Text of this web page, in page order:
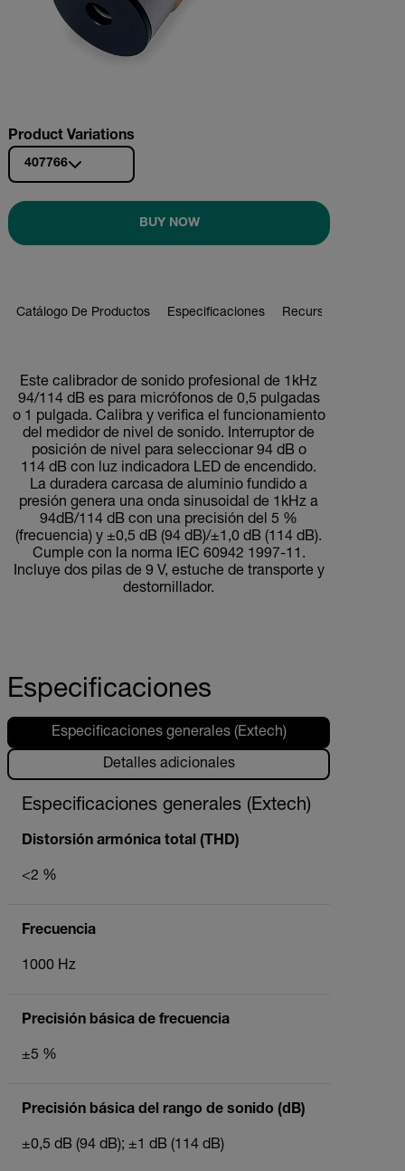
Product Variations
407766
BUY NOW
Catálogo De Productos Especificaciones Recursos Y
Este calibrador de sonido profesional de 1kHz
94/114 dB es para micrófonos de 0,5 pulgadas
o 1 pulgada. Calibra y verifica el funcionamiento
del medidor de nivel de sonido. Interruptor de
posición de nivel para seleccionar 94 dB o
114 dB con luz indicadora LED de encendido.
La duradera carcasa de aluminio fundido a
presión genera una onda sinusoidal de 1kHz a
94dB/114 dB con una precisión del 5 %
(frecuencia) y ±0,5 dB (94 dB)/±1,0 dB (114 dB).
Cumple con la norma IEC 60942 1997-11.
Incluye dos pilas de 9 V, estuche de transporte y
destornillador.
Especificaciones
Especificaciones generales (Extech)
Detalles adicionales
Especificaciones generales (Extech)
Distorsión armónica total (THD)
<2 %
Frecuencia
1000 Hz
Precisión básica de frecuencia
±5 %
Precisión básica del rango de sonido (dB)
±0,5 dB (94 dB); ±1 dB (114 dB)